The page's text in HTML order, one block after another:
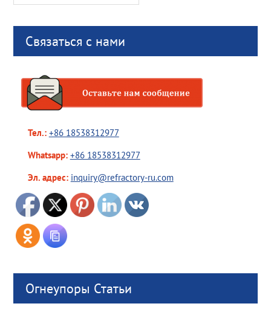
Связаться с нами
Тел.: +86 18538312977
Whatsapp: +86 18538312977
Эл. адрес: inquiry@refractory-ru.com
Огнеупоры Статьи